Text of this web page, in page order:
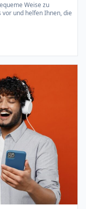
Weise zu
und helfen Ihnen, die